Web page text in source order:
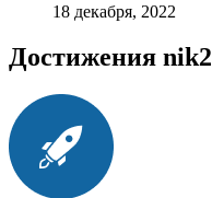
18 декабря, 2022
Достижения nik2